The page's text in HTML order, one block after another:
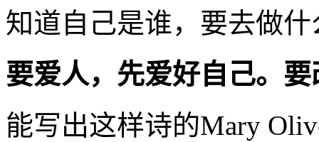
知道自己是谁，要去做什
要爱人，先爱好自己。
能写出这样诗的Mary